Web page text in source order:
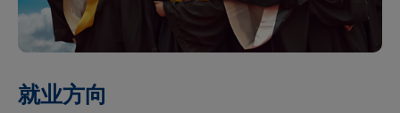
就业方向